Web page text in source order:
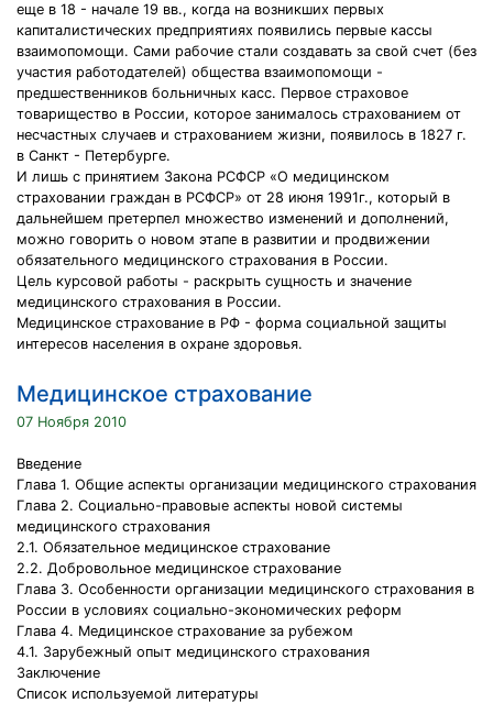
еще в 18 - начале 19 вв., когда на возникших первых
капиталистических предприятиях появились первые кассы
взаимопомощи. Сами рабочие стали создавать за свой счет (без
участия работодателей) общества взаимопомощи -
предшественников больничных касс. Первое страховое
товарищество в России, которое занималось страхованием от
несчастных случаев и страхованием жизни, появилось в 1827 г.
в Санкт - Петербурге.
И лишь с принятием Закона РСФСР «О медицинском
страховании граждан в РСФСР» от 28 июня 1991г., который в
дальнейшем претерпел множество изменений и дополнений,
можно говорить о новом этапе в развитии и продвижении
обязательного медицинского страхования в России.
Цель курсовой работы - раскрыть сущность и значение
медицинского страхования в России.
Медицинское страхование в РФ - форма социальной защиты
интересов населения в охране здоровья.
Медицинское страхование
07 Ноября 2010
Введение
Глава 1. Общие аспекты организации медицинского страхования
Глава 2. Социально-правовые аспекты новой системы
медицинского страхования
2.1. Обязательное медицинское страхование
2.2. Добровольное медицинское страхование
Глава 3. Особенности организации медицинского страхования в
России в условиях социально-экономических реформ
Глава 4. Медицинское страхование за рубежом
4.1. Зарубежный опыт медицинского страхования
Заключение
Список используемой литературы